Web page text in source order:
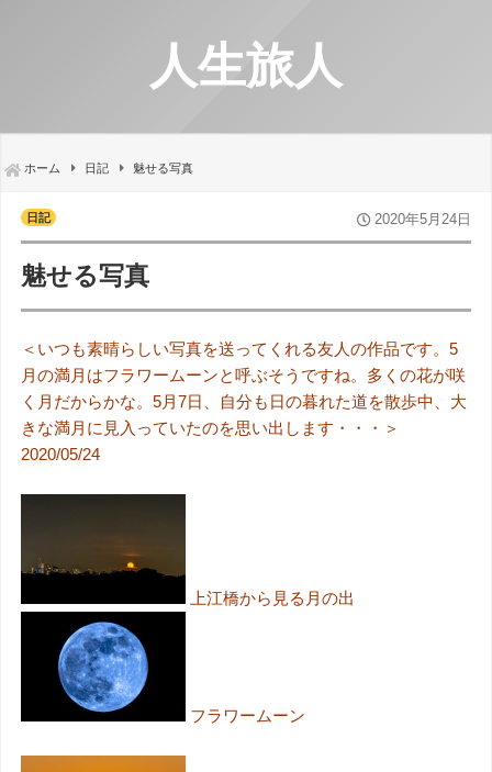
人生旅人
ホーム 日記 魅せる写真
日記 2020年5月24日
魅せる写真
＜いつも素晴らしい写真を送ってくれる友人の作品です。5
月の満月はフラワームーンと呼ぶそうですね。多くの花が咲
く月だからかな。5月7日、自分も日の暮れた道を散歩中、大
きな満月に見入っていたのを思い出します・・・＞
2020/05/24
上江橋から見る月の出
フラワームーン